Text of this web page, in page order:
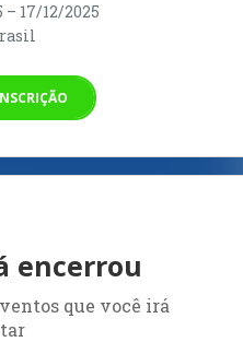
– 17/12/2025
encerrou
que você irá